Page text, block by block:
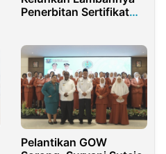
Penerbitan Sertifikat
Pelantikan GOW